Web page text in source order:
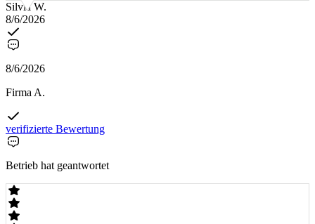
Silvia W.
8/6/2026
8/6/2026
Firma A.
verifizierte Bewertung
Betrieb hat geantwortet